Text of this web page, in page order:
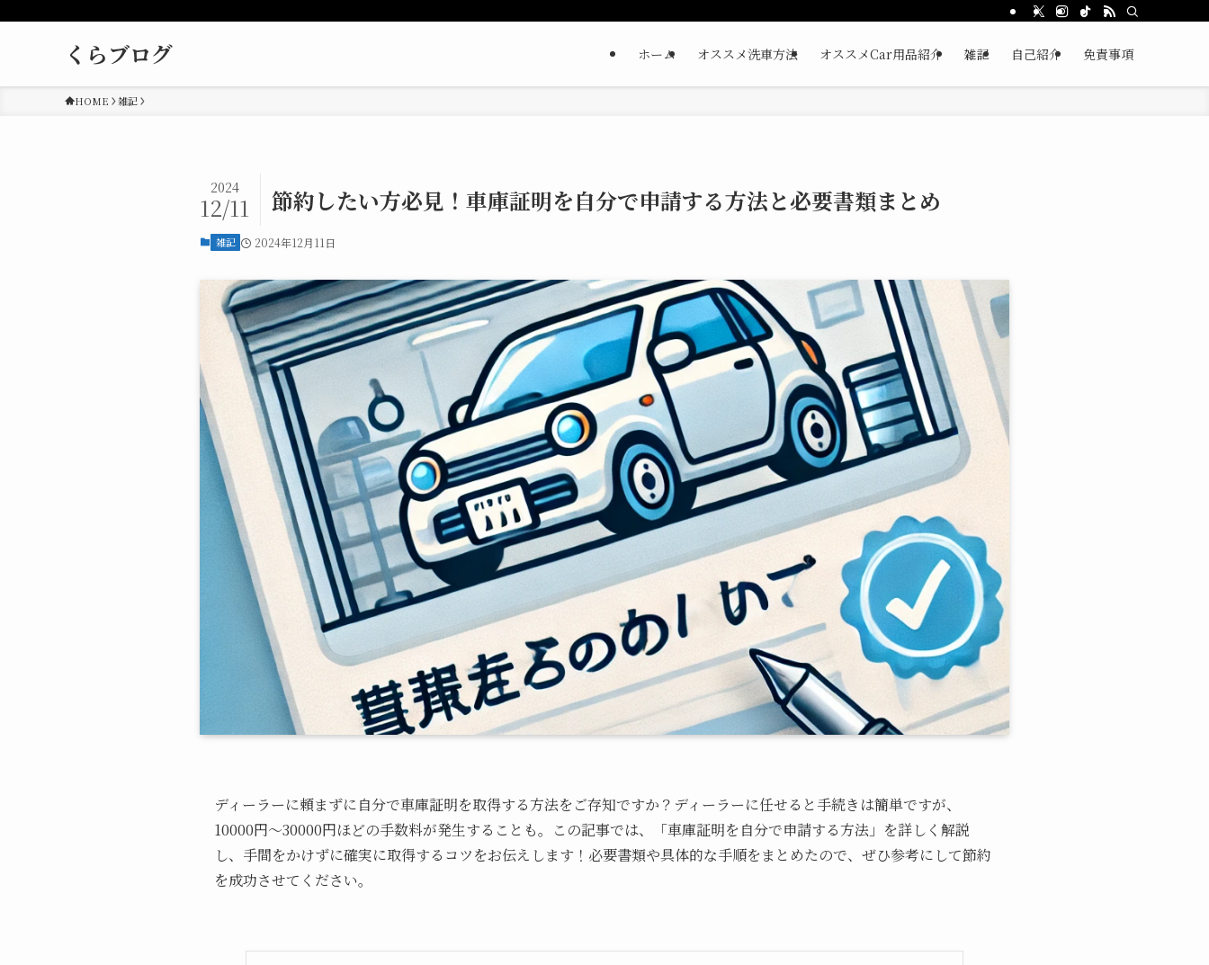
くらブログ ホーム オススメ洗車方法 オススメCar用品紹介 雑記 自己紹介 免責事項
HOME 雑記
節約したい方必見！車庫証明を自分で申請する方法と必要書類まとめ
2024
12/11
雑記 2024年12月11日
ディーラーに頼まずに自分で車庫証明を取得する方法をご存知ですか？ディーラーに任せると手続きは簡単ですが、
10000円～30000円ほどの手数料が発生することも。この記事では、「車庫証明を自分で申請する方法」を詳しく解説
し、手間をかけずに確実に取得するコツをお伝えします！必要書類や具体的な手順をまとめたので、ぜひ参考にして節約
を成功させてください。